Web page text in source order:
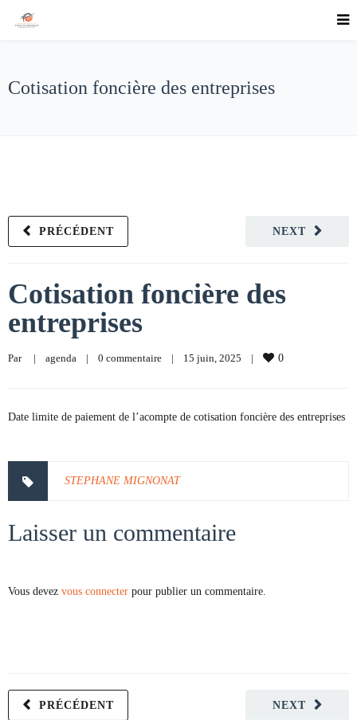
Cotisation foncière des entreprises
NEXT
PRÉCÉDENT
Cotisation foncière des
entreprises
Par | agenda | 0 commentaire | 15 juin, 2025 | 0
Date limite de paiement de l’acompte de cotisation foncière des entreprises
STEPHANE MIGNONAT
Laisser un commentaire
Vous devez vous connecter pour publier un commentaire.
NEXT
PRÉCÉDENT